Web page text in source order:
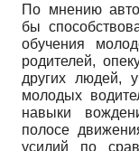
По мнению
бы
обучения
родителей,
других людей,
молодых
навыки
полосе
усилий по